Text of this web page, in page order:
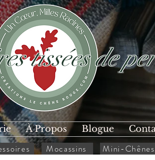
À Propos Blogue
tissées de
Mocassins Mini-Chênes